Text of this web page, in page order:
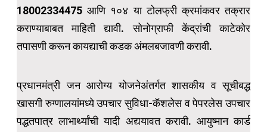
18002334475 आणि १०४ या टोलफ्री क्रमांकवर तक्रार
कराण्याबाबत माहिती द्यावी. सोनोग्राफी केंद्रांची काटेकोर
तपासणी करून कायद्याची कडक अंमलबजावणी करावी.
प्रधानमंत्री जन आरोग्य योजनेअंतर्गत शासकीय व सूचीबद्ध
खासगी रुग्णालयांमध्ये उपचार सुविधा-कॅशलेस व पेपरलेस उपचार
पद्धतपात्र लाभार्थ्यांची यादी अद्ययावत करावी. आयुष्मान कार्ड